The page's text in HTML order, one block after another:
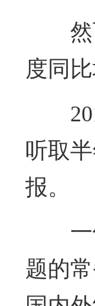
度同比
听取
报。
题的